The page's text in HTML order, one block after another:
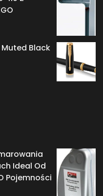
Muted Black
Ideal Od
Pojemności